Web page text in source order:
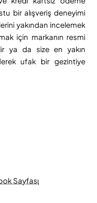
bir alışveriş deneyimi
yakından incelemek
için markanın resmi
ya da size en yakın
ufak bir gezintiye
Sayfası